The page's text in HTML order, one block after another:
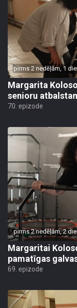
pirms 2 nedēļām, 1
Margarita
senioru
70. epizode
pirms 2 nedēļām, 2
Margaritai
pamatīgas
69. epizode